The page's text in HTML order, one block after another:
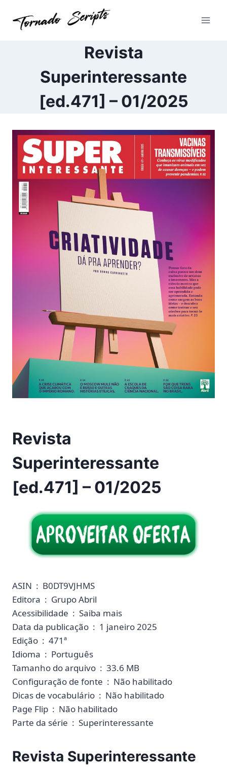
para
Revista
Superinteressante
[ed.471] – 01/2025
Revista
Superinteressante
[ed.471] – 01/2025
ASIN ‏ : ‎ B0DT9VJHMS
Editora ‏ : ‎ Grupo Abril
Acessibilidade ‏ : ‎ Saiba mais
Data da publicação ‏ : ‎ 1 janeiro 2025
Edição ‏ : ‎ 471ª
Idioma ‏ : ‎ Português
Tamanho do arquivo ‏ : ‎ 33.6 MB
Configuração de fonte ‏ : ‎ Não habilitado
Dicas de vocabulário ‏ : ‎ Não habilitado
Page Flip ‏ : ‎ Não habilitado
Parte da série ‏ : ‎ Superinteressante
Revista Superinteressante